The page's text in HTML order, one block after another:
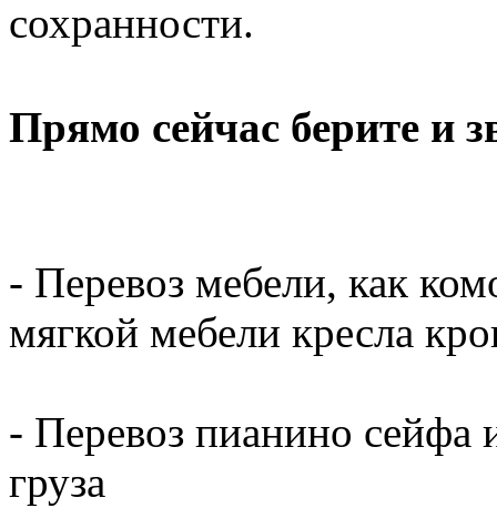
сохранности.
Прямо сейчас берите и
- Перевоз мебели, как
мягкой мебели кресла
- Перевоз пианино сейфа
груза